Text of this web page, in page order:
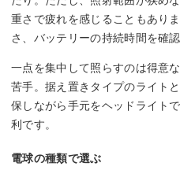
重さで疲れを感じることもあり
さ、バッテリーの持続時間を確
一点を集中して照らすのは得意
苦手。据え置きタイプのライト
保しながら手元をヘッドライト
利です。
電球の種類で選ぶ